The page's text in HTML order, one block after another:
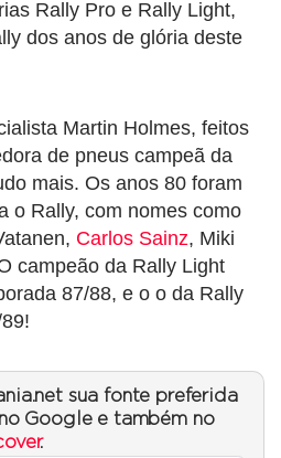
Rally Pro e Rally Light,
dos anos de glória deste
Martin Holmes, feitos
de pneus campeã da
mais. Os anos 80 foram
o Rally, com nomes como
Carlos Sainz, Miki
campeão da Rally Light
87/88, e o o da Rally
sua fonte preferida
Google e também no
.